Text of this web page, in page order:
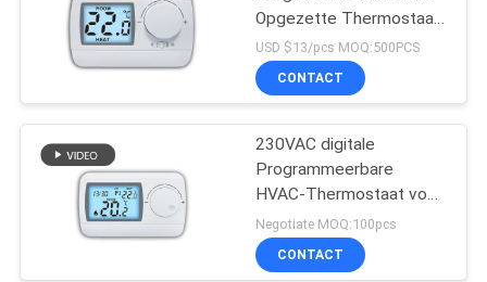
Opgezette Thermostaat
voor Boiler
USD $13/pcs MOQ:500PCS
CONTACT
230VAC digitale
Programmeerbare
HVAC-Thermostaat voor
Zaal
Negotiate MOQ:100pcs
CONTACT